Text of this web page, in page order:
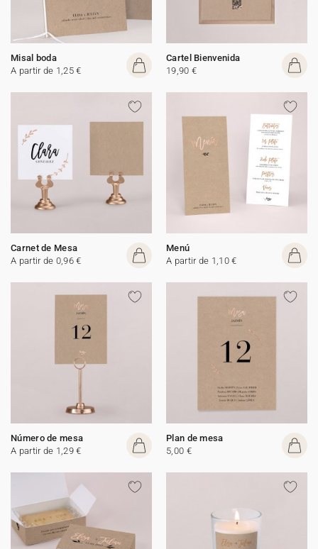
Misal boda
A partir de 1,25 €
Cartel Bienvenida
19,90 €
Carnet de Mesa
A partir de 0,96 €
Menú
A partir de 1,10 €
Número de mesa
A partir de 1,29 €
Plan de mesa
5,00 €